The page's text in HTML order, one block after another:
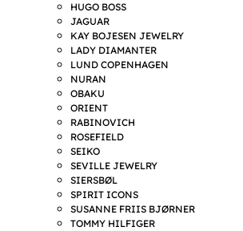
HUGO BOSS
JAGUAR
KAY BOJESEN JEWELRY
LADY DIAMANTER
LUND COPENHAGEN
NURAN
OBAKU
ORIENT
RABINOVICH
ROSEFIELD
SEIKO
SEVILLE JEWELRY
SIERSBØL
SPIRIT ICONS
SUSANNE FRIIS BJØRNER
TOMMY HILFIGER